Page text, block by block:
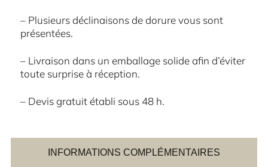
INFORMATIONS COMPLÉMENTAIRES
– Plusieurs déclinaisons de dorure vous sont
présentées.
– Livraison dans un emballage solide afin d’éviter
toute surprise à réception.
– Devis gratuit établi sous 48 h.